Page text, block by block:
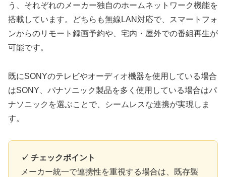
う、それぞれのメーカー独自のホームネットワーク機能を
搭載しています。どちらも無線LAN対応で、スマートフォ
ンからのリモート録画予約や、宅内・屋外での番組再生が
可能です。
既にSONYのテレビやオーディオ機器を使用している場合
はSONY、パナソニック製品を多く使用している場合はパ
ナソニックを選ぶことで、シームレスな連携が実現しま
す。
✓ チェックポイント
メーカー統一で連携性を重視する場合は、既存製